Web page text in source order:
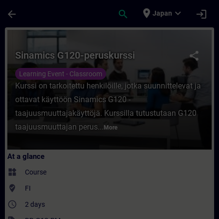
arrow_back search place Japan expand_more login
Course - Sinamics G120-peruskurssi -
share
Sinamics G120-peruskurssi
Learning Event - Classroom
Kurssi on tarkoitettu henkilöille, jotka suunnittelevat ja
ottavat käyttöön Sinamics G120 -
taajuusmuuttajakäyttöjä. Kurssilla tutustutaan G120
taajuusmuuttajan perus... More
At a glance
widgets Course
where_to_vote FI
access_time 2 days